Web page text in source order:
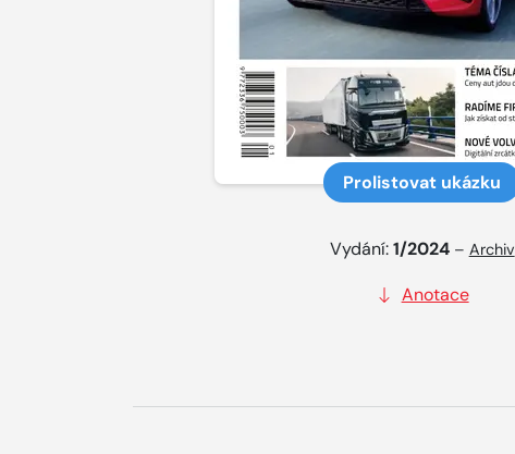
Prolistovat ukázku
Vydání:1/2024 – Archiv
Anotace